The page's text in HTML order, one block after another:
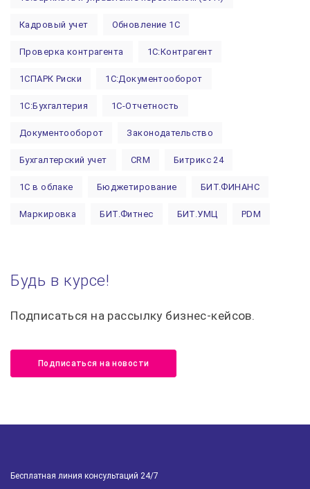
Кадровый учет Обновление 1С
Проверка контрагента 1С:Контрагент
1СПАРК Риски 1С:Документооборот
1С:Бухгалтерия 1С-Отчетность
Документооборот Законодательство
Бухгалтерский учет CRM Битрикс 24
1С в облаке Бюджетирование БИТ.ФИНАНС
Маркировка БИТ.Фитнес БИТ.УМЦ PDM
Управленческий учет Лицензии 1С Поддержка 1С
1С:Управление нашей фирмой 8
ИТС Сервисы 1С БИТ.СТРОИТЕЛЬСТВО
Будь в курсе!
Подписаться на рассылку бизнес-кейсов.
Подписаться на новости
Бесплатная линия консультаций 24/7